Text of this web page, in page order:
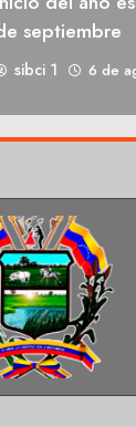
septiembre
sibci 1 6 de